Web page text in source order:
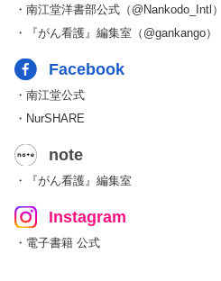
・南江堂洋書部公式（@Nankodo_Intl）
・『がん看護』編集室（@gankango）
Facebook
・南江堂公式
・NurSHARE
note
・『がん看護』編集室
Instagram
・電子書籍 公式